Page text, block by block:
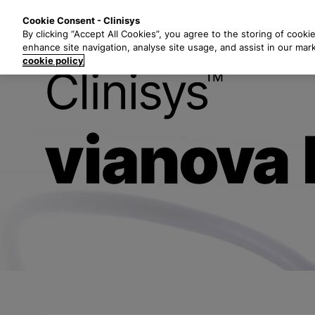
a
End-to-End-
Cookie Consent - Clinisys
By clicking “Accept All Cookies”, you agree to the storing of
enhance site navigation, analyse site usage, and assist in our
cookie policy